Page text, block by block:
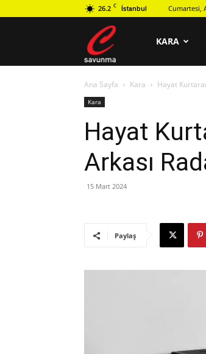
26.2 C İstanbul Cumartesi,
savunma
KARA
Ana Sayfa Kara Hayat
Kara
Hayat
Arkası
15 Mart 2024
Paylaş